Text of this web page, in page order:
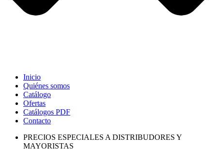
Inicio
Quiénes somos
Catálogo
Ofertas
Catálogos PDF
Contacto
PRECIOS ESPECIALES A DISTRIBUDORES Y
MAYORISTAS